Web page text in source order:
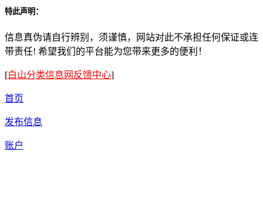
特此声明：
信息真伪请自行辨别，须谨慎，网站对此不承担任何保证或连
带责任! 希望我们的平台能为您带来更多的便利！
[白山分类信息网反馈中心]
首页
发布信息
账户